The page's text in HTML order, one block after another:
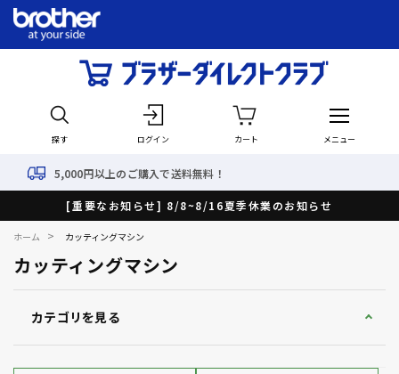
探す ログイン カート メニュー
上のご購入で送料無料！
[重要なお知らせ] 8/8~8/16夏季休業のお知らせ
ホーム > カッティングマシン
カッティングマシン
カテゴリを見る